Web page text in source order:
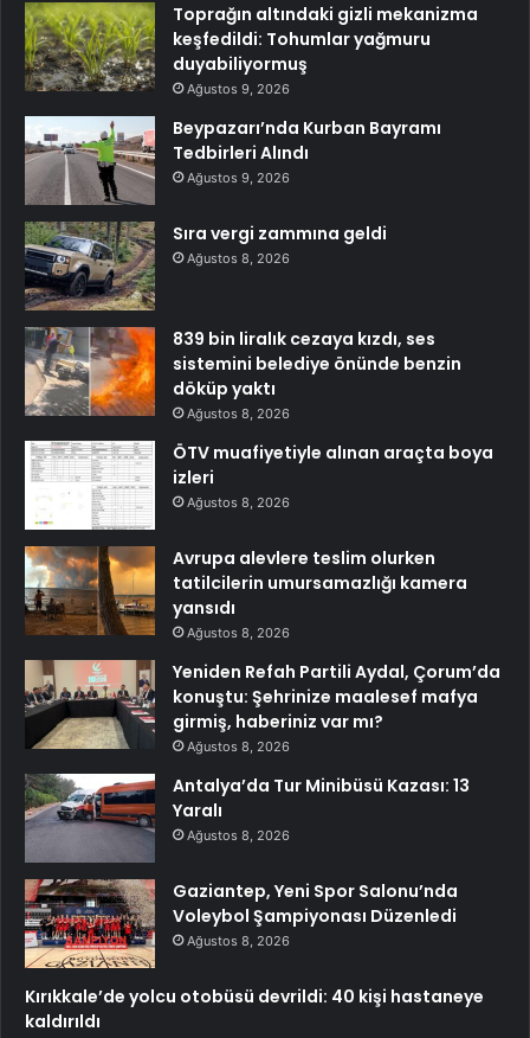
Toprağın altındaki gizli mekanizma
keşfedildi: Tohumlar yağmuru
duyabiliyormuş
Ağustos 9, 2026
Beypazarı’nda Kurban Bayramı
Tedbirleri Alındı
Ağustos 9, 2026
Sıra vergi zammına geldi
Ağustos 8, 2026
839 bin liralık cezaya kızdı, ses
sistemini belediye önünde benzin
döküp yaktı
Ağustos 8, 2026
ÖTV muafiyetiyle alınan araçta boya
izleri
Ağustos 8, 2026
Avrupa alevlere teslim olurken
tatilcilerin umursamazlığı kamera
yansıdı
Ağustos 8, 2026
Yeniden Refah Partili Aydal, Çorum’da
konuştu: Şehrinize maalesef mafya
girmiş, haberiniz var mı?
Ağustos 8, 2026
Antalya’da Tur Minibüsü Kazası: 13
Yaralı
Ağustos 8, 2026
Gaziantep, Yeni Spor Salonu’nda
Voleybol Şampiyonası Düzenledi
Ağustos 8, 2026
Kırıkkale’de yolcu otobüsü devrildi: 40 kişi hastaneye
kaldırıldı